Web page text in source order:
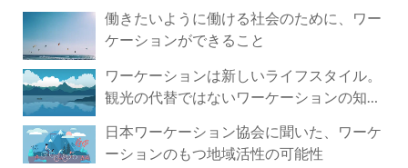
働きたいように働ける社会のために、ワー
ケーションができること
ワーケーションは新しいライフスタイル。
観光の代替ではないワーケーションの知ら
日本ワーケーション協会に聞いた、ワーケ
ーションのもつ地域活性の可能性